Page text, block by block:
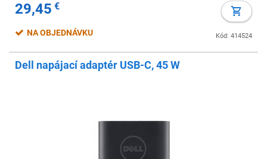
29,45 €
Kód: 414524
NA OBJEDNÁVKU
Dell napájací adaptér USB-C, 45 W